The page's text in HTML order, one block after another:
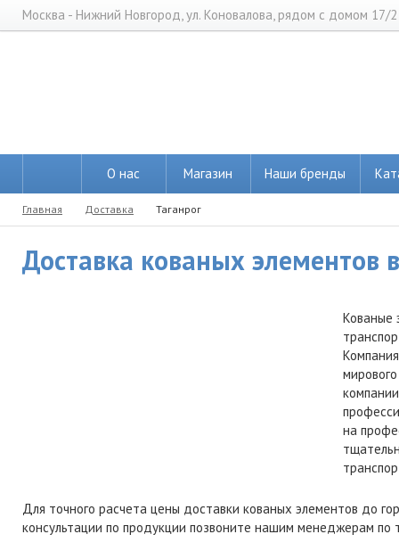
Москва - Нижний Новгород, ул. Коновалова, рядом с домом 17/2
О нас Магазин Наши бренды
Главная Доставка Таганрог
Доставка кованых элементов
Кованые
на
Для точного расчета цены доставки кованых элементов до
консультации по продукции позвоните нашим менеджерам